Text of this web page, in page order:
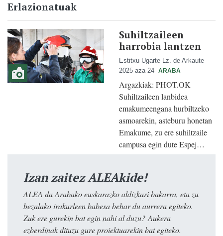
Erlazionatuak
Suhiltzaileen
harrobia lantzen
Estitxu Ugarte Lz. de Arkaute
2025 aza 24 ARABA
Argazkiak: PHOT.OK
Suhiltzaileen lanbidea
emakumeengana hurbiltzeko
asmoarekin, asteburu honetan
Emakume, zu ere suhiltzaile
campusa egin dute Espej…
Izan zaitez ALEAkide!
ALEA da Arabako euskarazko aldizkari bakarra, eta zu
bezalako irakurleen babesa behar du aurrera egiteko.
Zuk ere gurekin bat egin nahi al duzu? Aukera
ezberdinak dituzu gure proiektuarekin bat egiteko.